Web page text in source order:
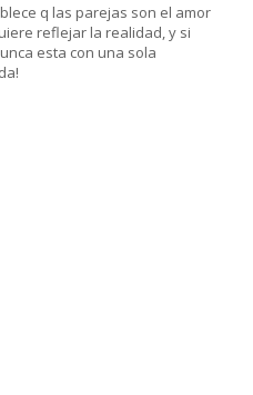
q las parejas son el amor
reflejar la realidad, y si
esta con una sola